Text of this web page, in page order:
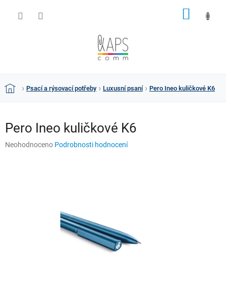
DomůPsací a rýsovací potřeby Luxusní psaní Pero Ineo kuličkové K6
Pero Ineo kuličkové K6
Průměrné
Neohodnoceno Podrobnosti hodnocení